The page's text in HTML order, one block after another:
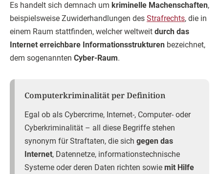
Es handelt sich demnach um kriminelle Machenschaften,
beispielsweise Zuwiderhandlungen des Strafrechts, die in
einem Raum stattfinden, welcher weltweit durch das
Internet erreichbare Informationsstrukturen bezeichnet,
dem sogenannten Cyber-Raum.
Computerkriminalität per Definition
Egal ob als Cybercrime, Internet-, Computer- oder
Cyberkriminalität – all diese Begriffe stehen
synonym für Straftaten, die sich gegen das
Internet, Datennetze, informationstechnische
Systeme oder deren Daten richten sowie mit Hilfe